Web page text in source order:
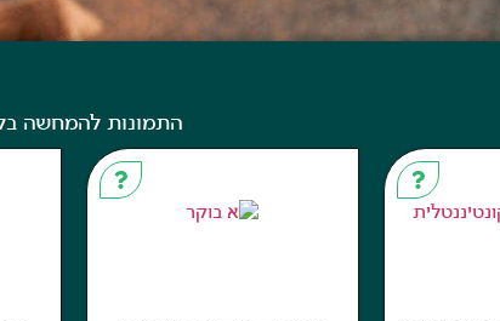
התמונות להמחשה